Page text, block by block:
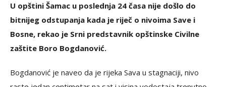
U opštini Šamac u poslednja 24 časa nije došlo do
bitnijeg odstupanja kada je riječ o nivoima Save i
Bosne, rekao je Srni predstavnik opštinske Civilne
zaštite Boro Bogdanović.
Bogdanović je naveo da je rijeka Sava u stagnaciji, nivo